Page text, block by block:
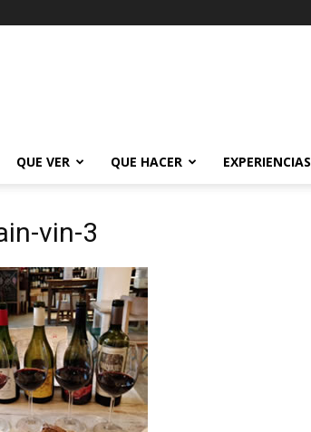
QUE VER QUE HACER EXPERIENCIAS
vin-3